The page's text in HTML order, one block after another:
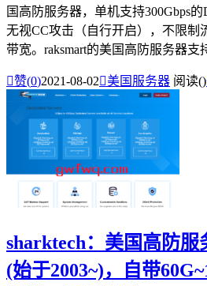
国高防服务器，单机支持300Gbps
无视CC攻击（自行开启），不限制
带宽。raksmart的美国高防服务器支
赞(0)2021-08-02美国服务器 阅读()
sharktech：美国高防服
(始于2003~)，自带